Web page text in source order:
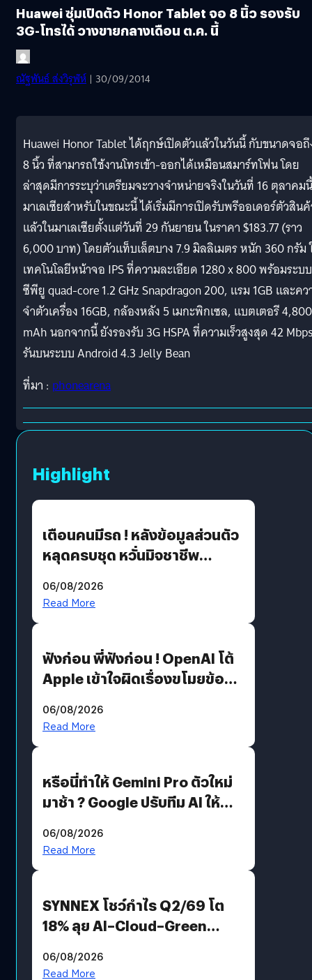
Huawei ซุ่มเปิดตัว Honor Tablet จอ 8 นิ้ว รองรับ
3G-โทรได้ วางขายกลางเดือน ต.ค. นี้
ณัฐพันธ์ ส่งวิรุฬห์ | 30/09/2014
Huawei Honor Tablet ได้ฤกษ์เปิดตัวแล้วในวันนี้ กับขนาดจอ
8 นิ้ว ที่สามารถใช้งานโทรเข้า-ออกได้เหมือนสมาร์ทโฟน โดย
ล่าสุดมีการระบุว่าเตรียมจะวางจำหน่ายจริงในวันที่ 16 ตุลาคม
มาเลเซียสำหรับในขณะนี้ ได้เริ่มมีการเปิดรับพรีออเดอร์ตัวสิน
แล้วในมาเลเซียตั้งแต่วันที่ 29 กันยายน ในราคา $183.77 (ราว
6,000 บาท) โดยตัวแท็บเล็ตบาง 7.9 มิลลิเมตร หนัก 360 กรัม
เทคโนโลยีหน้าจอ IPS ที่ความละเอียด 1280 x 800 พร้อมระบบ
ซีพียู quad-core 1.2 GHz Snapdragon 200, แรม 1GB และค
จำตัวเครื่อง 16GB, กล้องหลัง 5 เมกะพิกเซล, แบตเตอรี 4,800
mAh นอกจากนี้ ยังรองรับ 3G HSPA ที่ความเร็วสูงสุด 42
รันบนระบบ Android 4.3 Jelly Bean
ที่มา : phonearena
Highlight
เตือนคนมีรถ ! หลังข้อมูลส่วนตัว
หลุดครบชุด หวั่นมิจชาชีพ
รหัสผ่านหลุด ไม่ใช่แฮ็กเกอร์
06/08/2026
Read More
ฟังก่อน พี่ฟังก่อน ! OpenAI โต้
Apple เข้าใจผิดเรื่องขโมยข้อมูล
06/08/2026
Read More
หรือนี่ทำให้ Gemini Pro ตัวใหม่
มาช้า ? Google ปรับทีม AI ให้
AGI
06/08/2026
Read More
SYNNEX โชว์กำไร Q2/69 โต
18% ลุย AI–Cloud–Green
Revenue เร่งเครื่อง New
06/08/2026
Read More